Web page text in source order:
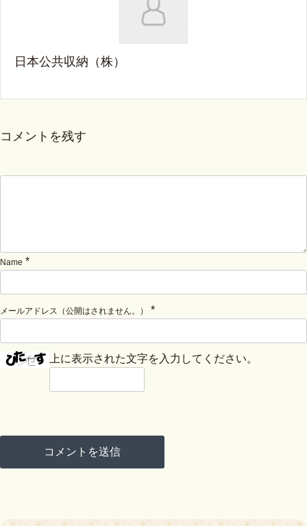
日本公共収納（株）
コメントを残す
Name *
メールアドレス（公開はされません。） *
上に表示された文字を入力してください。